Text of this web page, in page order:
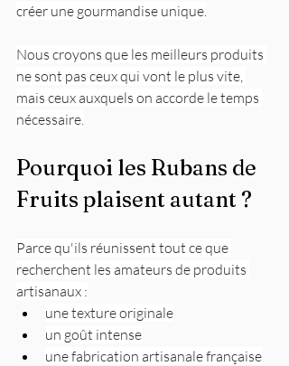
créer une gourmandise unique.
Nous croyons que les meilleurs produits
ne sont pas ceux qui vont le plus vite,
mais ceux auxquels on accorde le temps
nécessaire.
Pourquoi les Rubans de
Fruits plaisent autant ?
Parce qu'ils réunissent tout ce que
recherchent les amateurs de produits
artisanaux :
une texture originale
un goût intense
une fabrication artisanale française